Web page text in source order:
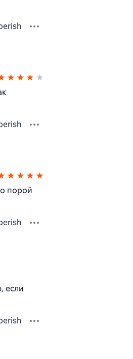
порой
если